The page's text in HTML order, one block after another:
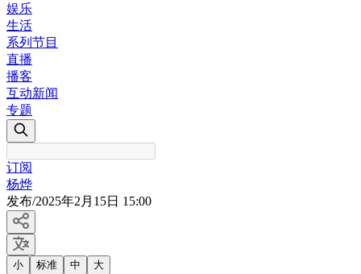
娱乐
生活
系列节目
直播
播客
互动新闻
专题
订阅
杨烨
发布/2025年2月15日 15:00
小 标准 中 大